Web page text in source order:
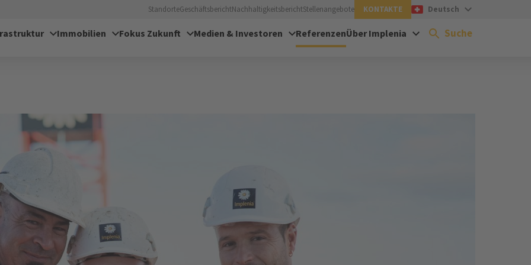
StandorteGeschäftsberichtNachhaltigkeitsberichtStellenangebote KONTAKTE Deutsch
Immobilien Fokus Zukunft Medien & Investoren ReferenzenÜber Implenia Suche